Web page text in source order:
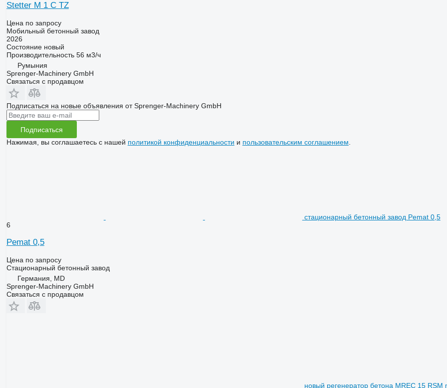
Stetter M 1 C TZ
Цена по запросу
Мобильный бетонный завод
2026
Состояниеновый
Производительность 56 м3/ч
Румыния
Sprenger-Machinery GmbH
Связаться с продавцом
Подписаться на новые объявления от Sprenger-Machinery GmbH
Подписаться
Нажимая, вы соглашаетесь с нашей политикой конфиденциальности и пользовательским соглашением
стационарный бетонный завод Pemat 0,5
6
Pemat 0,5
Цена по запросу
Стационарный бетонный завод
Германия, MD
Sprenger-Machinery GmbH
Связаться с продавцом
новый регенератор бетона MREC 15